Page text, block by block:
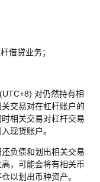
借贷业务；
对仍然持有相
交易对在杠杆账户的
相关交易对杠杆交易
现货账户。
负债和划出相关交易
，可能会将有相关币
以划出币种资产。